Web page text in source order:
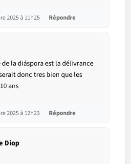
2025 à 11h25 Répondre
la diáspora est la délivrance
donc tres bien que les
ans
2025 à 12h23 Répondre
Diop